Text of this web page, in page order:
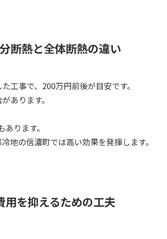
断熱と全体断熱の違い
工事で、200万円前後が目安です。
あります。
ります。
地の信濃町では高い効果を発揮します。
用を抑えるための工夫